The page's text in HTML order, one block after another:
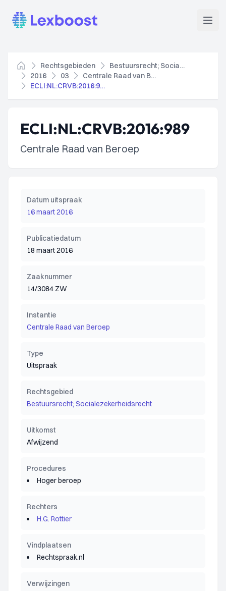
Lexboost
Home
Rechtsgebieden
Bestuursrecht; Socialezekerheidsrecht
2016
03
Centrale Raad van Beroep
ECLI:NL:CRVB:2016:989
ECLI:NL:CRVB:2016:989
Centrale Raad van Beroep
Datum uitspraak
16 maart 2016
Publicatiedatum
18 maart 2016
Zaaknummer
14/3084 ZW
Instantie
Centrale Raad van Beroep
Type
Uitspraak
Rechtsgebied
Bestuursrecht; Socialezekerheidsrecht
Uitkomst
Afwijzend
Procedures
Hoger beroep
Rechters
H.G. Rottier
Vindplaatsen
Rechtspraak.nl
Verwijzingen